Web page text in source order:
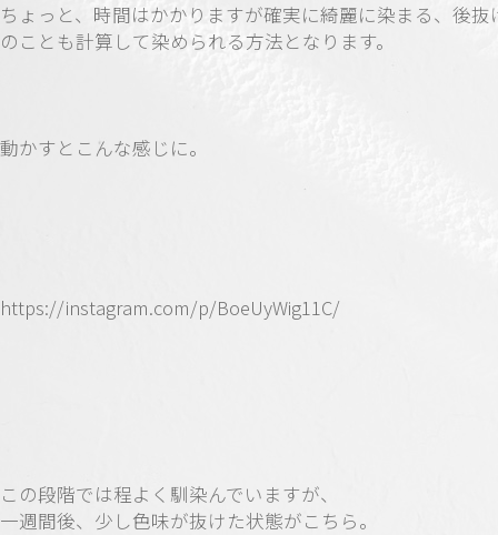
ちょっと、時間はかかりますが確実に綺麗に染まる、後抜
のことも計算して染められる方法となります。
動かすとこんな感じに。
https://instagram.com/p/BoeUyWig11C/
この段階では程よく馴染んでいますが、
一週間後、少し色味が抜けた状態がこちら。